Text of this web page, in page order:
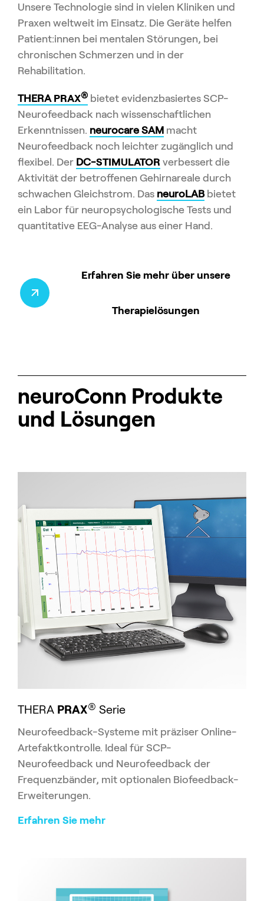
Unsere Technologie sind in vielen Kliniken und
Praxen weltweit im Einsatz. Die Geräte helfen
Patient:innen bei mentalen Störungen, bei
chronischen Schmerzen und in der
Rehabilitation.
THERA PRAX® bietet evidenzbasiertes SCP-
Neurofeedback nach wissenschaftlichen
Erkenntnissen. neurocare SAM macht
Neurofeedback noch leichter zugänglich und
flexibel. Der DC-STIMULATOR verbessert die
Aktivität der betroffenen Gehirnareale durch
schwachen Gleichstrom. Das neuroLABbietet
ein Labor für neuropsychologische Tests und
quantitative EEG-Analyse aus einer Hand.
Erfahren Sie mehr über unsere
Therapielösungen
neuroConn Produkte
und Lösungen
THERA PRAX® Serie
Neurofeedback-Systeme mit präziser Online-
Artefaktkontrolle. Ideal für SCP-
Neurofeedback und Neurofeedback der
Frequenzbänder, mit optionalen Biofeedback-
Erweiterungen.
Erfahren Sie mehr